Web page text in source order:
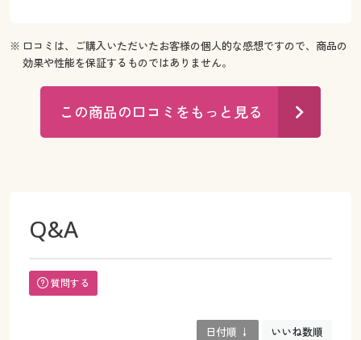
※ 口コミは、ご購入いただいたお客様の個人的な感想ですので、商品の
効果や性能を保証するものではありません。
この商品の口コミをもっと見る
Q&A
質問する
日付順 ↓ いいね数順